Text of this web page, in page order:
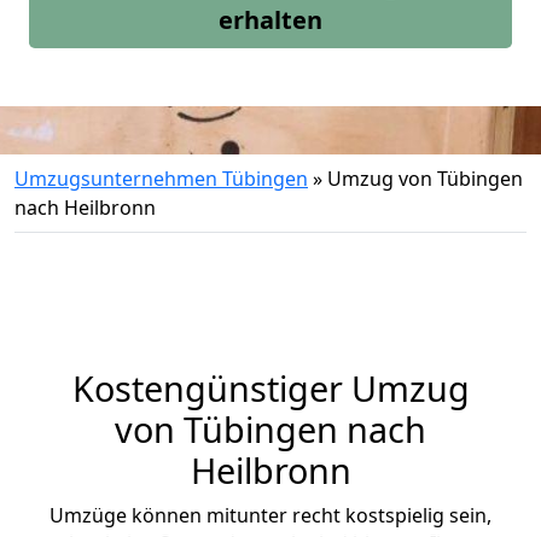
erhalten
Umzugsunternehmen Tübingen » Umzug von Tübingen
nach Heilbronn
Kostengünstiger Umzug
von Tübingen nach
Heilbronn
Umzüge können mitunter recht kostspielig sein,